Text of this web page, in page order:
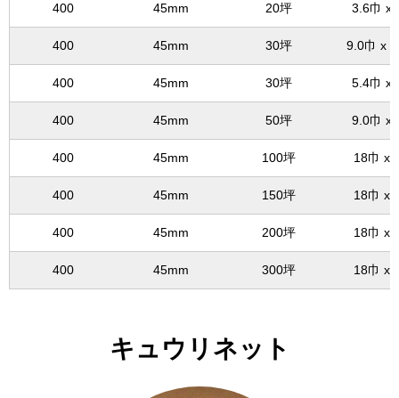
400 45mm 20坪 3.6巾 x
400 45mm 30坪 9.0巾 x
400 45mm 30坪 5.4巾 x
400 45mm 50坪 9.0巾 x
400 45mm 100坪 18巾 x
400 45mm 150坪 18巾 x
400 45mm 200坪 18巾 x
400 45mm 300坪 18巾 x
キュウリネット